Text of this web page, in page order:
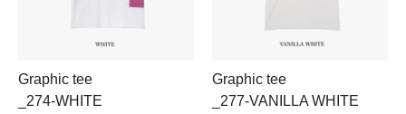
Graphic tee
_274-WHITE
Graphic tee
_277-VANILLA WHITE